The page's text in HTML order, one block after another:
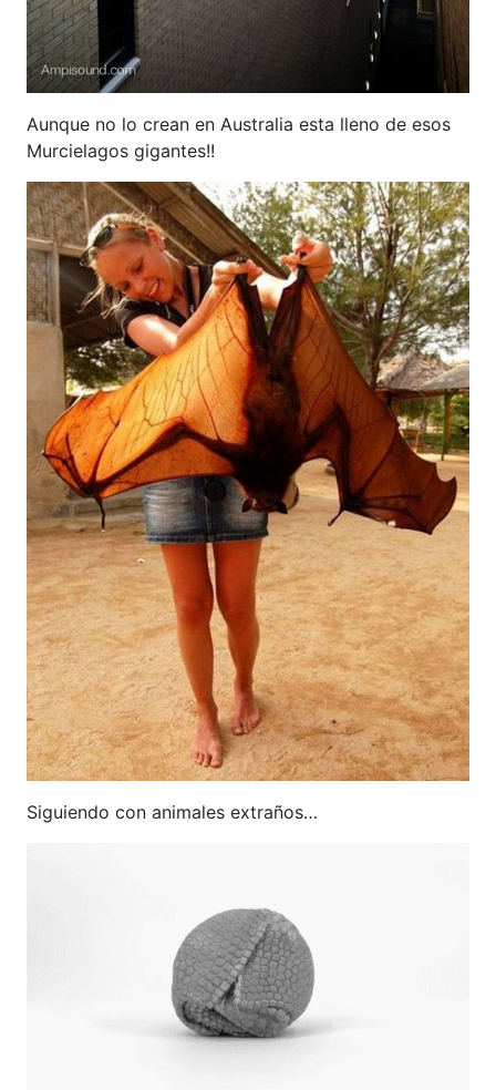
Aunque no lo crean en Australia esta lleno de esos
Murcielagos gigantes!!
Siguiendo con animales extraños…